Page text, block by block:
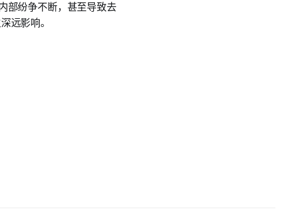
部纷争不断，甚至导致去
远影响。